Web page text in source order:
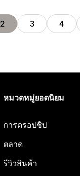
2 3 4
หมวดหมู่ยอดนิยม
การดรอปชิป
ตลาด
รีวิวสินค้า